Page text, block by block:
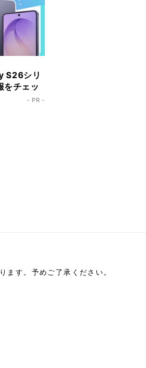
S26シリ
をチェッ
- PR -
ます。予めご了承ください。